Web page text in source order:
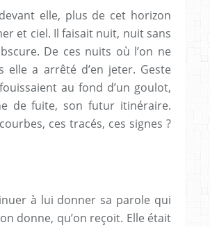
elle, plus de cet horizon
et ciel. Il faisait nuit, nuit sans
De ces nuits où l’on ne
a arrêté d’en jeter. Geste
au fond d’un goulot,
de fuite, son futur itinéraire.
ces tracés, ces signes ?
à lui donner sa parole qui
donne, qu’on reçoit. Elle était